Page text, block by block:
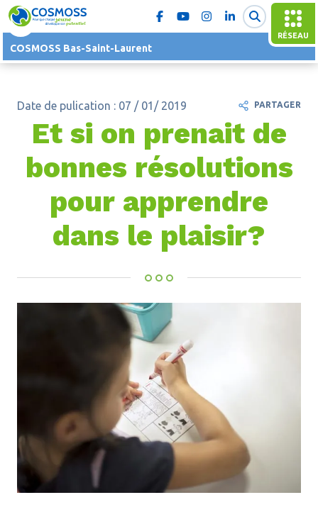
RÉSEAU
COSMOSS Bas-Saint-Laurent
Date de pulication : 07 / 01/ 2019
Et si on prenait de
bonnes résolutions
pour apprendre
dans le plaisir?
PARTAGER